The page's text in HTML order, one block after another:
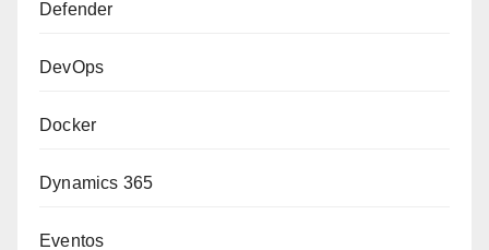
Defender
DevOps
Docker
Dynamics 365
Eventos